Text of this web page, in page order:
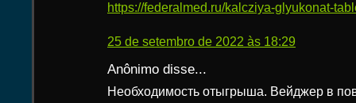
https://federalmed.ru/kalcziya-glyukonat-
25 de setembro de 2022 às 18:29
Anônimo disse...
Необходимость отыгрыша. Вейджер в